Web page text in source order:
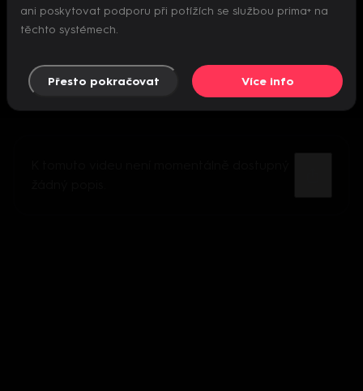
Nepodařilo se inicializovat přehrávač
ani poskytovat podporu při potížích se službou prima+ na
těchto systémech.
Přesto pokračovat Více info